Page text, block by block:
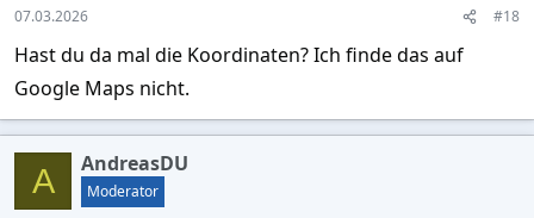
07.03.2026 #18
Hast du da mal die Koordinaten? Ich finde das auf
Google Maps nicht.
A AndreasDU
Moderator